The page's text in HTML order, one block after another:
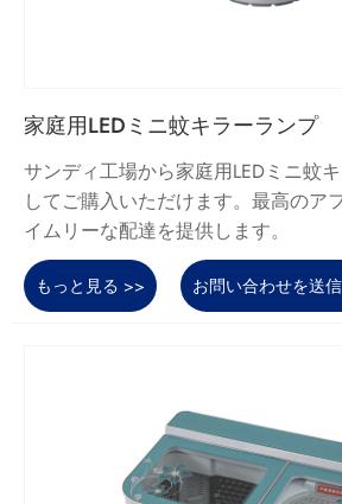
家庭用LEDミニ蚊キラーランプ
サンディ工場から家庭用LEDミニ蚊
してご購入いただけます。最高のア
イムリーな配達を提供します。
もっと見る >> お問い合わせを送